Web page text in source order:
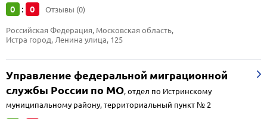
0 : 0 Отзывы (0)
Российская Федерация, Московская область,
Истра город, Ленина улица, 125
Управление федеральной миграционной
службы России по МО,отдел по Истринскому
муниципальному району, территориальный пункт № 2